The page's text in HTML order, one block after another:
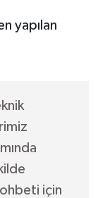
yapılan
için